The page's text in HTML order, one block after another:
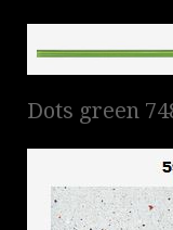
Dots green